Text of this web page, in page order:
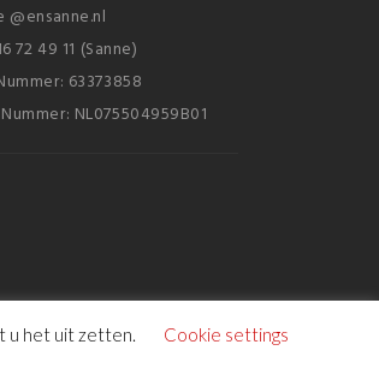
@ensanne.nl
72 49 11 (Sanne)
63373858
NL075504959B01
u het uit zetten. Cookie settings